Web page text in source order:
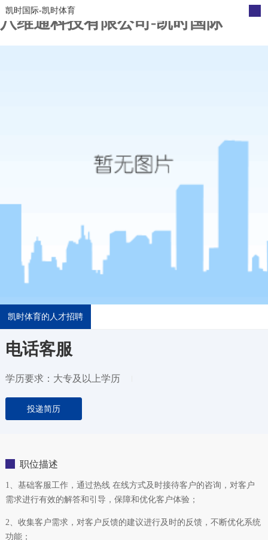
八维通科技有限公司-凯时国际
凯时国际-凯时体育
凯时体育的人才招聘
电话客服
学历要求：大专及以上学历
投递简历
职位描述
1、基础客服工作，通过热线 在线方式及时接待客户的咨询，对客户
需求进行有效的解答和引导，保障和优化客户体验；
2、收集客户需求，对客户反馈的建议进行及时的反馈，不断优化系统
功能；